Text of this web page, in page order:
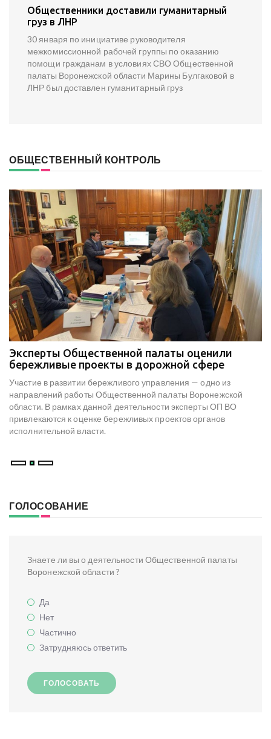
Общественники доставили гуманитарный
груз в ЛНР
30 января по инициативе руководителя
межкомиссионной рабочей группы по оказанию
помощи гражданам в условиях СВО Общественной
палаты Воронежской области Марины Булгаковой в
ЛНР был доставлен гуманитарный груз
ОБЩЕСТВЕННЫЙ КОНТРОЛЬ
Эксперты Общественной палаты оценили
бережливые проекты в дорожной сфере
Участие в развитии бережливого управления — одно из
направлений работы Общественной палаты Воронежской
области. В рамках данной деятельности эксперты ОП ВО
привлекаются к оценке бережливых проектов органов
исполнительной власти.
ГОЛОСОВАНИЕ
Знаете ли вы о деятельности Общественной палаты
Воронежской области ?
Да
Нет
Частично
Затрудняюсь ответить
ГОЛОСОВАТЬ